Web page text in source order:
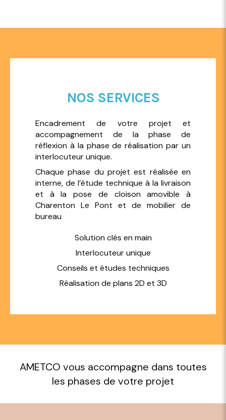
NOS SERVICES
Encadrement de votre projet et
accompagnement de la phase de
réflexion à la phase de réalisation par un
interlocuteur unique.
Chaque phase du projet est réalisée en
interne, de l’étude technique à la livraison
et à la pose de cloison amovible à
Charenton Le Pont et de mobilier de
bureau
Solution clés en main
Interlocuteur unique
Conseils et études techniques
Réalisation de plans 2D et 3D
AMETCO vous accompagne dans toutes
les phases de votre projet